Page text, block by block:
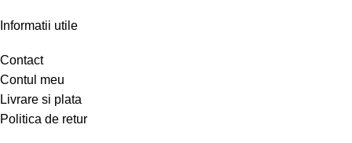
Informatii utile
Contact
Contul meu
Livrare si plata
Politica de retur